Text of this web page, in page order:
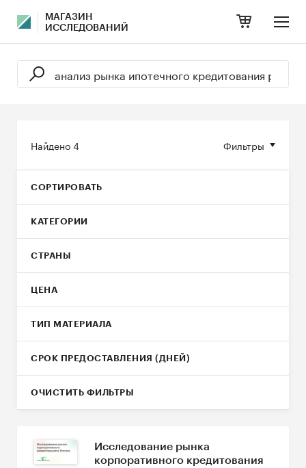
МАГАЗИН
ИССЛЕДОВАНИЙ
Фильтры
Найдено4
СОРТИРОВАТЬ
КАТЕГОРИИ
СТРАНЫ
ЦЕНА
ТИП МАТЕРИАЛА
СРОК ПРЕДОСТАВЛЕНИЯ (ДНЕЙ)
ОЧИСТИТЬ ФИЛЬТРЫ
Исследование рынка
корпоративного кредитования